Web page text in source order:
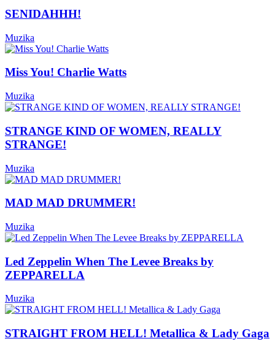
SENIDAHHH!
Muzika
Miss You! Charlie Watts
Muzika
STRANGE KIND OF WOMEN, REALLY
STRANGE!
Muzika
MAD MAD DRUMMER!
Muzika
Led Zeppelin When The Levee Breaks by
ZEPPARELLA
Muzika
STRAIGHT FROM HELL! Metallica & Lady Gaga